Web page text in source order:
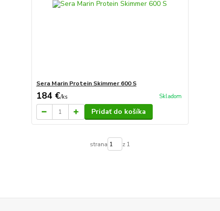
Sera Marin Protein Skimmer 600 S
184 €/ks Skladom
Pridať do košíka
strana z 1